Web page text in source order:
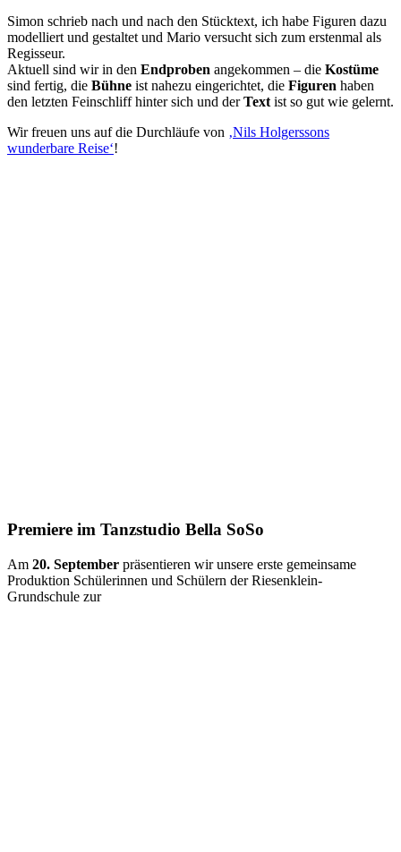
Simon schrieb nach und nach den Stücktext, ich habe Figuren dazu
modelliert und gestaltet und Mario versucht sich zum erstenmal als
Regisseur.
Aktuell sind wir in den Endproben angekommen – die Kostüme
sind fertig, die Bühne ist nahezu eingerichtet, die Figuren haben
den letzten Feinschliff hinter sich und derTextist so gut wie gelernt.
Wir freuen uns auf die Durchläufe von ‚Nils Holgerssons
wunderbare Reise‘!
Premiere im Tanzstudio Bella SoSo
Am 20. September präsentieren wir unsere erste gemeinsame
Produktion Schülerinnen und Schülern der Riesenklein-
Grundschule zur